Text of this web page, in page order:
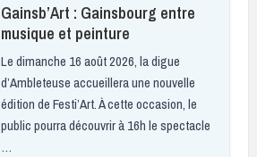
Gainsb’Art : Gainsbourg entre
musique et peinture
Le dimanche 16 août 2026, la digue
d’Ambleteuse accueillera une nouvelle
édition de Festi’Art. À cette occasion, le
public pourra découvrir à 16h le spectacle
…